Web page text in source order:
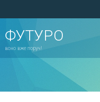
ФУТУРО
воно вже поруч!